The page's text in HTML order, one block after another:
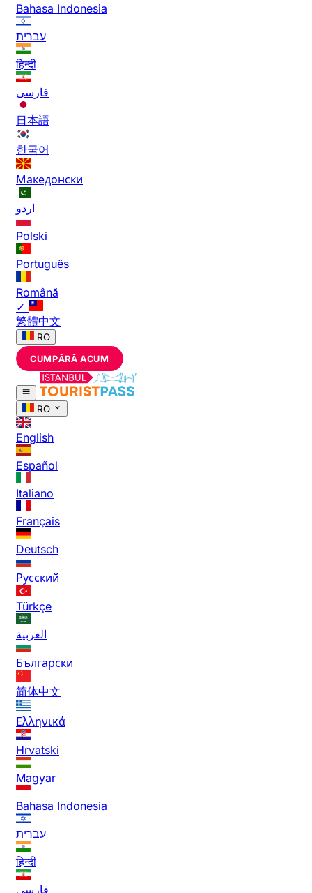
Bahasa Indonesia
עברית
हिन्दी
فارسی
日本語
한국어
Македонски
اردو
Polski
Português
Română
✓
繁體中文
RO
CUMPĂRĂ ACUM
RO
English
Español
Italiano
Français
Deutsch
Русский
Türkçe
العربية
Български
简体中文
Ελληνικά
Hrvatski
Magyar
Bahasa Indonesia
עברית
हिन्दी
فارسی